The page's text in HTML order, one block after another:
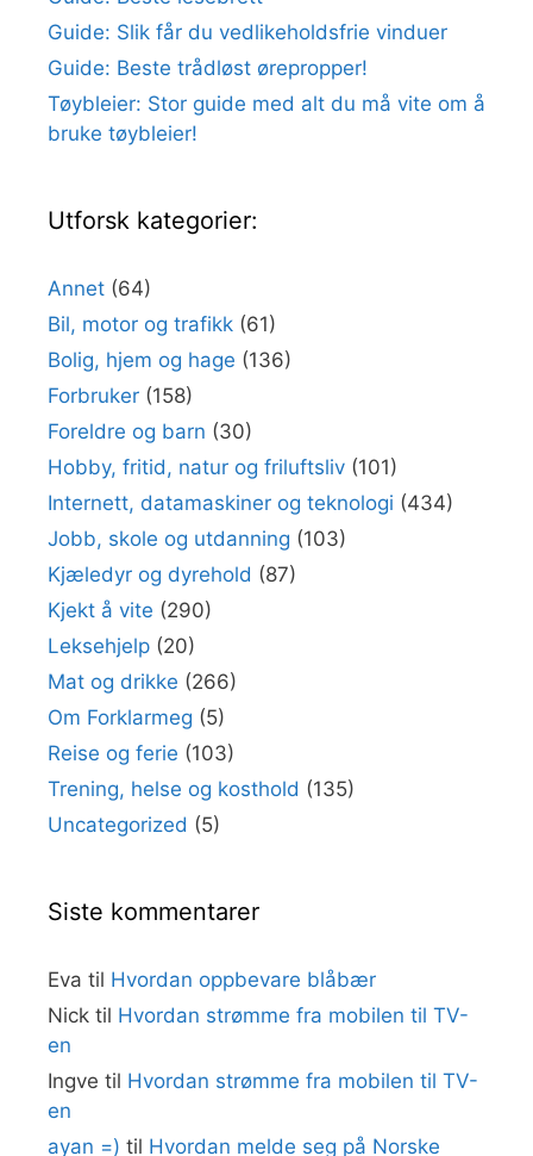
Guide: Slik får du vedlikeholdsfrie vinduer
Guide: Beste trådløst ørepropper!
Tøybleier: Stor guide med alt du må vite om å
bruke tøybleier!
Utforsk kategorier:
Annet (64)
Bil, motor og trafikk (61)
Bolig, hjem og hage (136)
Forbruker (158)
Foreldre og barn (30)
Hobby, fritid, natur og friluftsliv (101)
Internett, datamaskiner og teknologi (434)
Jobb, skole og utdanning (103)
Kjæledyr og dyrehold (87)
Kjekt å vite (290)
Leksehjelp (20)
Mat og drikke (266)
Om Forklarmeg (5)
Reise og ferie (103)
Trening, helse og kosthold (135)
Uncategorized (5)
Siste kommentarer
Eva til Hvordan oppbevare blåbær
Nick til Hvordan strømme fra mobilen til TV-
en
Ingve til Hvordan strømme fra mobilen til TV-
en
ayan =) til Hvordan melde seg på Norske